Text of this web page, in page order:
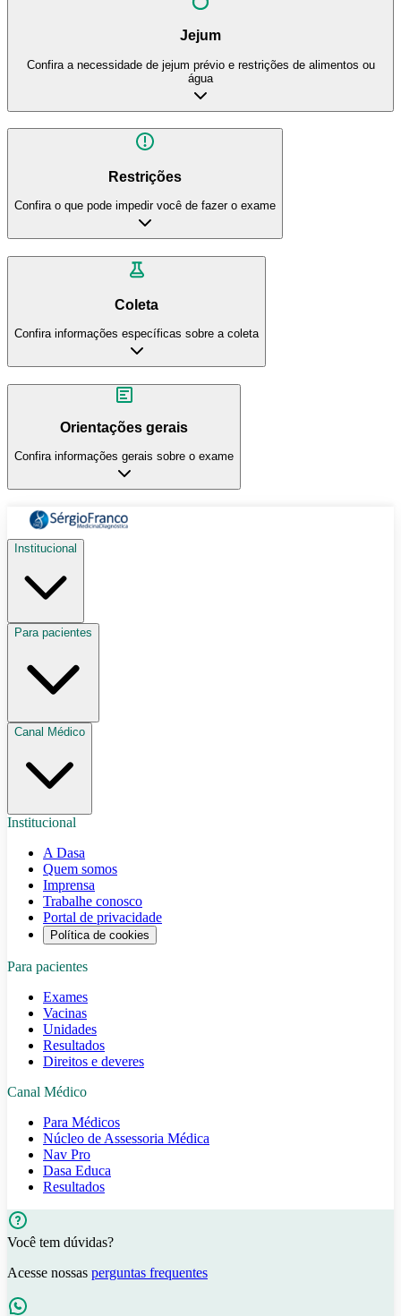
Jejum
Confira a necessidade de jejum prévio e restrições de alimentos ou
água
Restrições
Confira o que pode impedir você de fazer o exame
Coleta
Confira informações específicas sobre a coleta
Orientações gerais
Confira informações gerais sobre o exame
Institucional
Para pacientes
Canal Médico
Institucional
A Dasa
Quem somos
Imprensa
Trabalhe conosco
Portal de privacidade
Política de cookies
Para pacientes
Exames
Vacinas
Unidades
Resultados
Direitos e deveres
Canal Médico
Para Médicos
Núcleo de Assessoria Médica
Nav Pro
Dasa Educa
Resultados
Você tem dúvidas?
Acesse nossas perguntas frequentes